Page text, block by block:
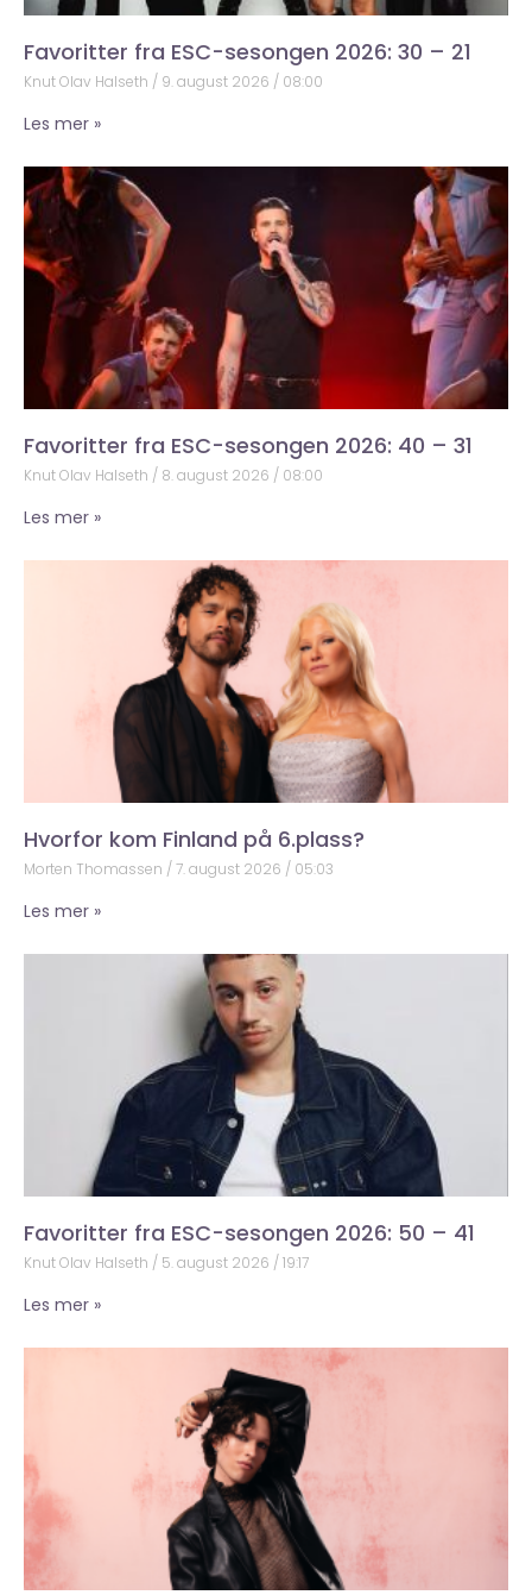
Favoritter fra ESC-sesongen 2026: 30 – 21
Knut Olav Halseth 9. august 2026 08:00
Les mer »
Favoritter fra ESC-sesongen 2026: 40 – 31
Knut Olav Halseth 8. august 2026 08:00
Les mer »
Hvorfor kom Finland på 6.plass?
Morten Thomassen 7. august 2026 05:03
Les mer »
Favoritter fra ESC-sesongen 2026: 50 – 41
Knut Olav Halseth 5. august 2026 19:17
Les mer »